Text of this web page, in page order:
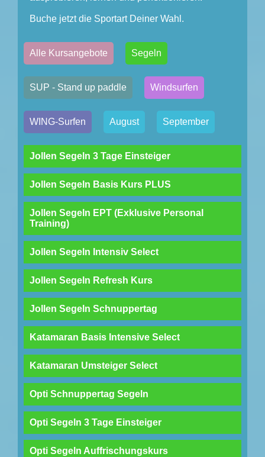
Buche jetzt die Sportart Deiner Wahl.
Alle Kursangebote Segeln
SUP - Stand up paddle Windsurfen
WING-Surfen August September
Jollen Segeln 3 Tage Einsteiger
Jollen Segeln Basis Kurs PLUS
Jollen Segeln EPT (Exklusive Personal
Training)
Jollen Segeln Intensiv Select
Jollen Segeln Refresh Kurs
Jollen Segeln Schnuppertag
Katamaran Basis Intensive Select
Katamaran Umsteiger Select
Opti Schnuppertag Segeln
Opti Segeln 3 Tage Einsteiger
Opti Segeln Auffrischungskurs